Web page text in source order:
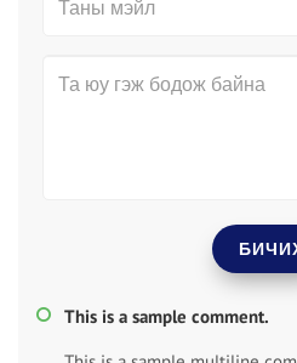
This is a sample comment.